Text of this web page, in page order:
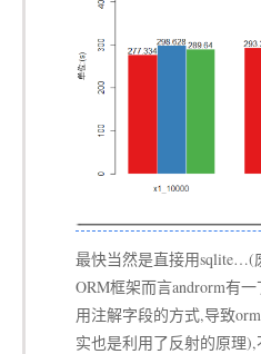
最快当然是直接用sqlite…(
ORM框架而言androrm有
用注解字段的方式,导致
实也是利用了反射的原理